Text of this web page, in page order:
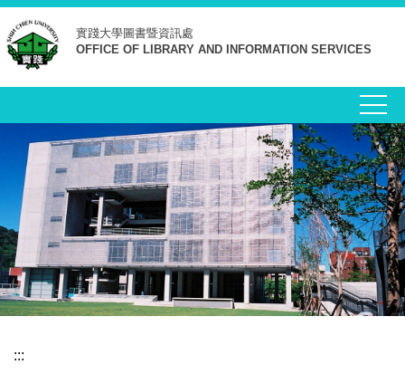
跳
到
主
要
實踐大學圖書暨資訊處
OFFICE OF LIBRARY AND INFORMATION SERVICES
:::